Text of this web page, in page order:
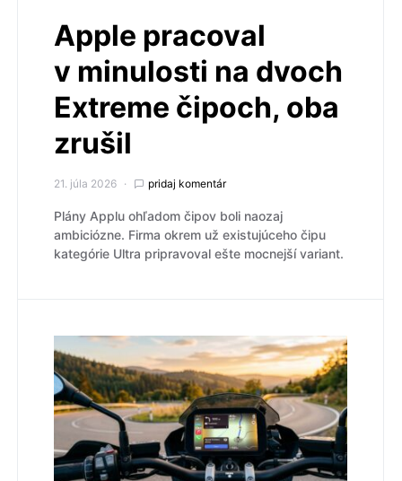
Apple pracoval
v minulosti na dvoch
Extreme čipoch, oba
zrušil
21. júla 2026 pridaj komentár
Plány Applu ohľadom čipov boli naozaj
ambiciózne. Firma okrem už existujúceho čipu
kategórie Ultra pripravoval ešte mocnejší variant.